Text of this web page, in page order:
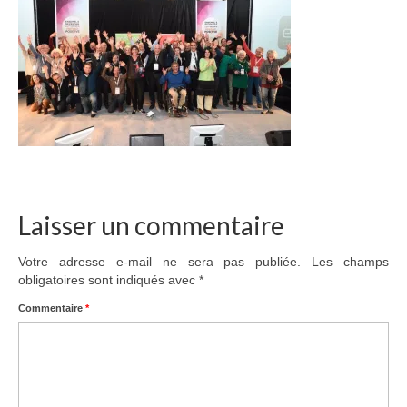
Adhérer
PROJETS
LE WATT CITOYEN
Parc Photovoltaïque
Exploitation
THEMATIQUES
Laisser un commentaire
Votre adresse e-mail ne sera pas publiée.
Les champs
obligatoires sont indiqués avec *
Commentaire *